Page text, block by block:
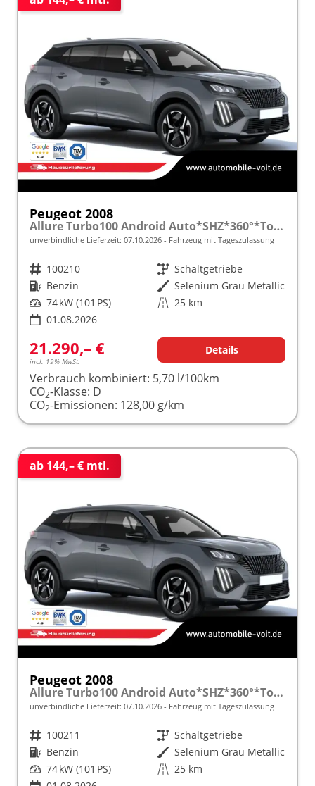
Peugeot 2008
Allure Turbo100 Android Auto*SHZ*360°*Totwinkel*Klimaauto
unverbindliche Lieferzeit: 07.10.2026 Fahrzeug mit Tageszulassung
Fahrzeugnr. 100210 Getriebe Schaltgetriebe
Kraftstoff Benzin Außenfarbe Selenium Grau Metallic
Leistung 74 kW (101 PS) Kilometerstand 25 km
01.08.2026
21.290,– €
incl. 19% MwSt.
Details
Verbrauch kombiniert: 5,70 l/100km
CO2-Klasse: D
CO2-Emissionen: 128,00 g/km
ab 144,– € mtl.
Peugeot 2008
Allure Turbo100 Android Auto*SHZ*360°*Totwinkel*Klimaauto
unverbindliche Lieferzeit: 07.10.2026 Fahrzeug mit Tageszulassung
Fahrzeugnr. 100211 Getriebe Schaltgetriebe
Kraftstoff Benzin Außenfarbe Selenium Grau Metallic
Leistung 74 kW (101 PS) Kilometerstand 25 km